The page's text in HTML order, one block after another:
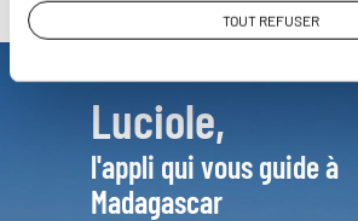
TOUT REFUSER
Luciole,
l'appli qui vous guide à
Madagascar